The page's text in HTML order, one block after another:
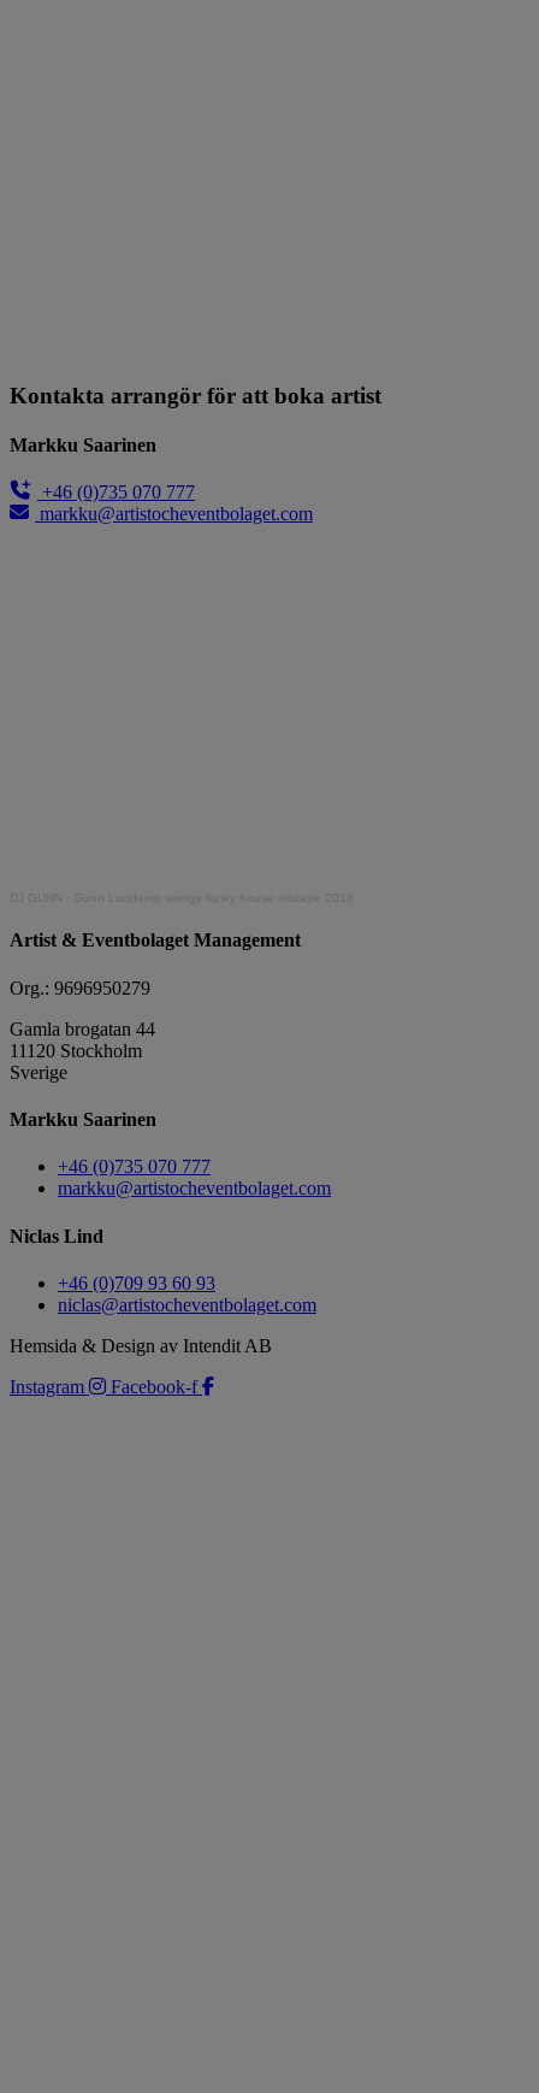
Kontakta arrangör för att boka artist
Markku Saarinen
+46 (0)735 070 777
markku@artistocheventbolaget.com
DJ GUNN Gunn Lundemo swingy funky house mixtape 2018
Artist & Eventbolaget Management
Org.: 9696950279
Gamla brogatan 44
11120 Stockholm
Sverige
Markku Saarinen
+46 (0)735 070 777
markku@artistocheventbolaget.com
Niclas Lind
+46 (0)709 93 60 93
niclas@artistocheventbolaget.com
Hemsida & Design av Intendit AB
Instagram
Facebook-f